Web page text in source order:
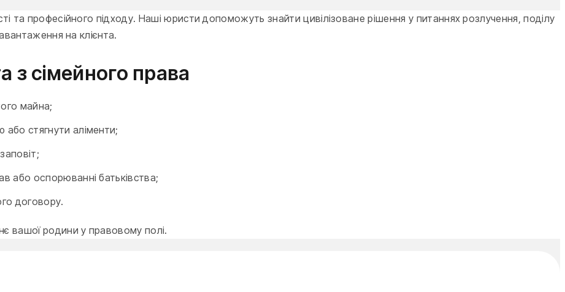
та професійного підходу. Наші юристи допоможуть знайти цивілізоване рішення у питаннях розлучення, поділу
на клієнта.
з сімейного права
майна;
або стягнути аліменти;
або оспорюванні батьківства;
договору.
вашої родини у правовому полі.